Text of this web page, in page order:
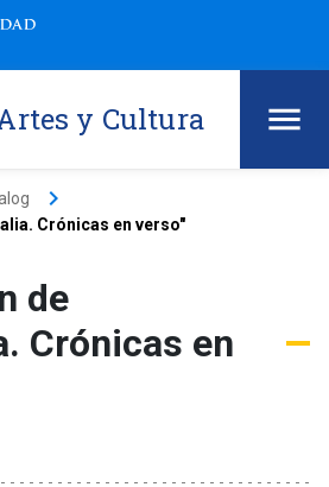
y Cultura
keyboard_arrow_right
Crónicas en verso"
de
Crónicas en